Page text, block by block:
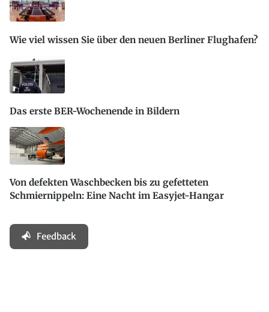
Wie viel wissen Sie über den neuen Berliner Flughafen?
Das erste BER-Wochenende in Bildern
Von defekten Waschbecken bis zu gefetteten
Schmiernippeln: Eine Nacht im Easyjet-Hangar
Feedback